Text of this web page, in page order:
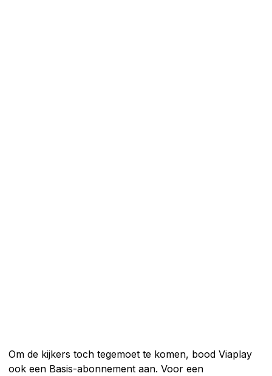
Om de kijkers toch tegemoet te komen, bood Viaplay
ook een Basis-abonnement aan. Voor een